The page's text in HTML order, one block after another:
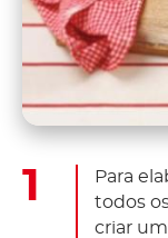
Para
todos
criar